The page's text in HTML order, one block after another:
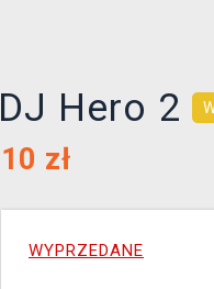
DJ Hero 2
10 zł
WYPRZEDANE